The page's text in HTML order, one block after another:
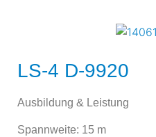
LS-4 D-9920
Ausbildung & Leistung
Spannweite: 15 m